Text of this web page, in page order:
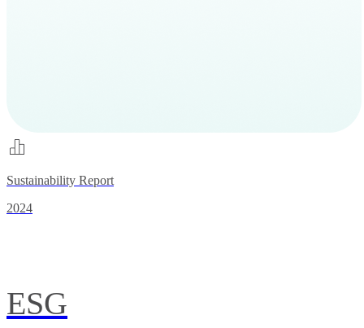
Sustainability Report
2024
ESG